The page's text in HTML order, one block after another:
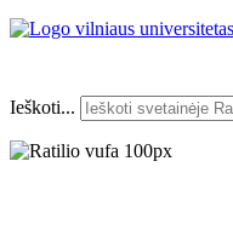
Ieškoti...